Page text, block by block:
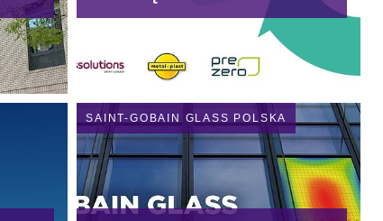
odpadów
budowlanych. To
wspólny projekt Saint-
PreZero
SAINT-GOBAIN GLASS POLSKA